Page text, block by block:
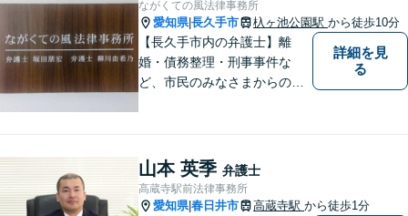
ながくての風法律事務所
愛知県|長久手市 杁ヶ池公園駅 から徒歩10分
【長久手市内の弁護士】離
婚・債務整理・刑事事件な
ど、市民のみなさまからの相
詳細を見
る
山本 英季 弁護士
高蔵寺駅前法律事務所
愛知県|春日井市 高蔵寺駅 から徒歩1分